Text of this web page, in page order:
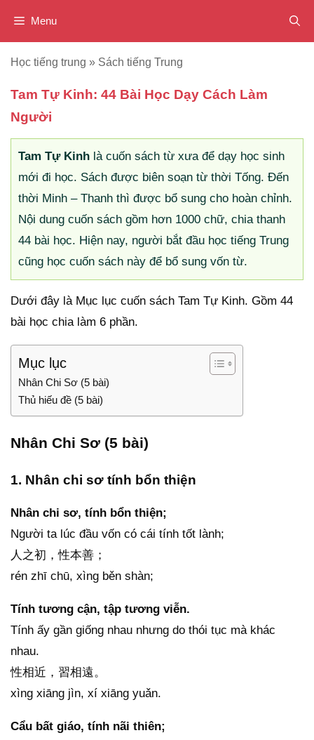
Menu
Học tiếng trung » Sách tiếng Trung
Tam Tự Kinh: 44 Bài Học Dạy Cách Làm
Người
Tam Tự Kinh là cuốn sách từ xưa để dạy học sinh
mới đi học. Sách được biên soạn từ thời Tống. Đến
thời Minh – Thanh thì được bổ sung cho hoàn chỉnh.
Nội dung cuốn sách gồm hơn 1000 chữ, chia thanh
44 bài học. Hiện nay, người bắt đầu học tiếng Trung
cũng học cuốn sách này để bổ sung vốn từ.
Dưới đây là Mục lục cuốn sách Tam Tự Kinh. Gồm 44
bài học chia làm 6 phần.
Mục lục
Nhân Chi Sơ (5 bài)
Thủ hiếu đề (5 bài)
Nhân Chi Sơ (5 bài)
1. Nhân chi sơ tính bổn thiện
Nhân chi sơ, tính bổn thiện;
Người ta lúc đầu vốn có cái tính tốt lành;
人之初，性本善；
rén zhī chū, xìng běn shàn;
Tính tương cận, tập tương viễn.
Tính ấy gần giống nhau nhưng do thói tục mà khác
nhau.
性相近，習相遠。
xìng xiāng jìn, xí xiāng yuǎn.
Cẩu bất giáo, tính nãi thiên;